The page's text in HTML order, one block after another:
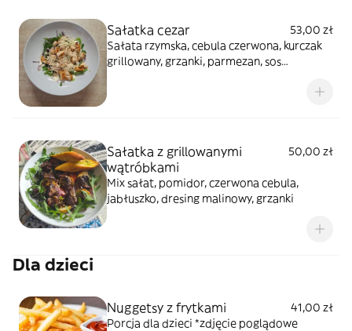
Sałatka cezar
53,00 zł
Sałata rzymska, cebula czerwona, kurczak
grillowany, grzanki, parmezan, sos
Sałatka z grillowanymi
wątróbkami
50,00 zł
Mix sałat, pomidor, czerwona cebula,
jabłuszko, dresing malinowy, grzanki
Dla dzieci
Nuggetsy z frytkami
41,00 zł
Porcja dla dzieci *zdjęcie poglądowe